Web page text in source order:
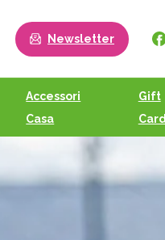
Newsletter
Accessori
Casa
Gift
Card